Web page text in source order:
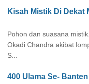
Kisah Mistik Di Dekat
Pohon dan suasana
Okadi Chandra akibat
S...
400 Ulama Se-